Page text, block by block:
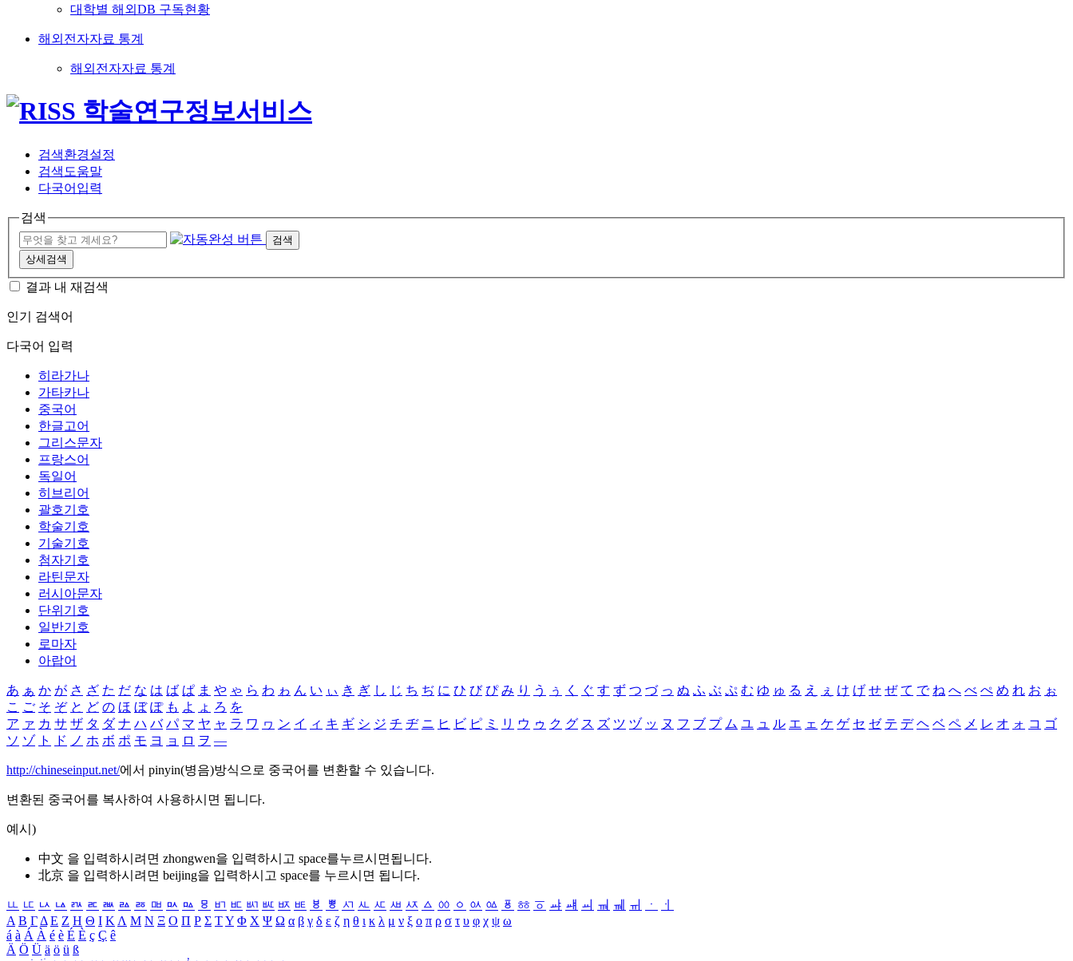
대학별 해외DB 구독현황
해외전자자료 통계
해외전자자료 통계
검색환경설정
검색도움말
다국어입력
검색
검색
상세검색
결과 내 재검색
인기 검색어
다국어 입력
히라가나
가타카나
중국어
한글고어
그리스문자
프랑스어
독일어
히브리어
괄호기호
학술기호
기술기호
첨자기호
라틴문자
러시아문자
단위기호
일반기호
로마자
아랍어
あ ぁ か が さ ざ た だ な は ば ぱ ま や ゃ ら わ ゎ ん い ぃ き ぎ し じ ち ぢ に ひ び ぴ み り う ぅ く ぐ す ず つ づ っ ぬ ふ ぶ ぷ む ゆ ゅ る え ぇ け げ せ ぜ て で ね へ べ ぺ め れ お ぉ
こ ご そ ぞ と ど の ほ ぼ ぽ も よ ょ ろ を
ア ァ カ サ ザ タ ダ ナ ハ バ パ マ ヤ ャ ラ ワ ヮ ン イ ィ キ ギ シ ジ チ ヂ ニ ヒ ビ ピ ミ リ ウ ゥ ク グ ス ズ ツ ヅ ッ ヌ フ ブ プ ム ユ ュ ル エ ェ ケ ゲ セ ゼ テ デ ヘ ベ ペ メ レ オ ォ コ ゴ
ソ ゾ ト ド ノ ホ ボ ポ モ ヨ ョ ロ ヲ ―
http://chineseinput.net/에서 pinyin(병음)방식으로 중국어를 변환할 수 있습니다.
변환된 중국어를 복사하여 사용하시면 됩니다.
예시)
中文 을 입력하시려면 zhongwen을 입력하시고 space를누르시면됩니다.
北京 을 입력하시려면 beijing을 입력하시고 space를 누르시면 됩니다.
ㅥ ㅦ ㅧ ㅨ ㅩ ㅪ ㅫ ㅬ ㅭ ㅮ ㅯ ㅰ ㅱ ㅲ ㅳ ㅴ ㅵ ㅶ ㅷ ㅸ ㅹ ㅺ ㅻ ㅼ ㅽ ㅾ ㅿ ㆀ ㆁ ㆂ ㆃ ㆄ ㆅ ㆆ ㆇ ㆈ ㆉ ㆊ ㆋ ㆌ ㆍ
ㆎ
Α Β ΓΔ Ε Ζ Η Θ Ι ΚΛ Μ Ν Ξ Ο Π Ρ Σ ΤΥ Φ Χ Ψ Ω α β γ δ ε ζ η θ ι κ λ μ ν ξ ο π ρ σ τ υ φ χ ψ ω
á à Á À é è É È ç Ç ê
Ä Ö Ü ä ö ü ß